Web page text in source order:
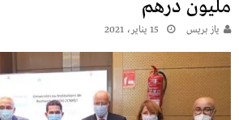
مليون درهم
يـاز بريـس 15 يناير، 2021